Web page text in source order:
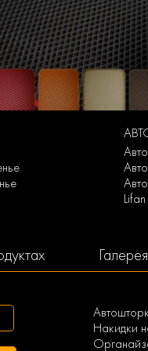
Галерея
Накидки